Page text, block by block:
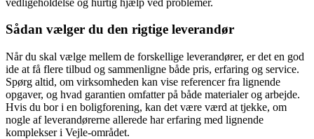
Sådan vælger du den rigtige leverandør
Når du skal vælge mellem de forskellige leverandører, er det en god
ide at få flere tilbud og sammenligne både pris, erfaring og service.
Spørg altid, om virksomheden kan vise referencer fra lignende
opgaver, og hvad garantien omfatter på både materialer og arbejde.
Hvis du bor i en boligforening, kan det være værd at tjekke, om
nogle af leverandørerne allerede har erfaring med lignende
komplekser i Vejle-området.